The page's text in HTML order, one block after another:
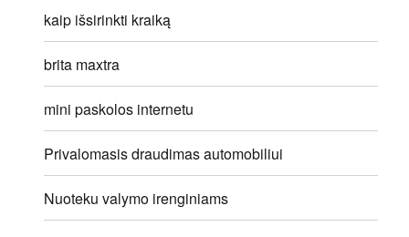
kaip išsirinkti kraiką
brita maxtra
mini paskolos internetu
Privalomasis draudimas automobiliui
Nuoteku valymo irenginiams